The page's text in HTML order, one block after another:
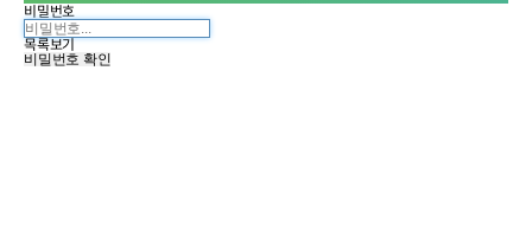
비밀번호
목록보기
비밀번호 확인